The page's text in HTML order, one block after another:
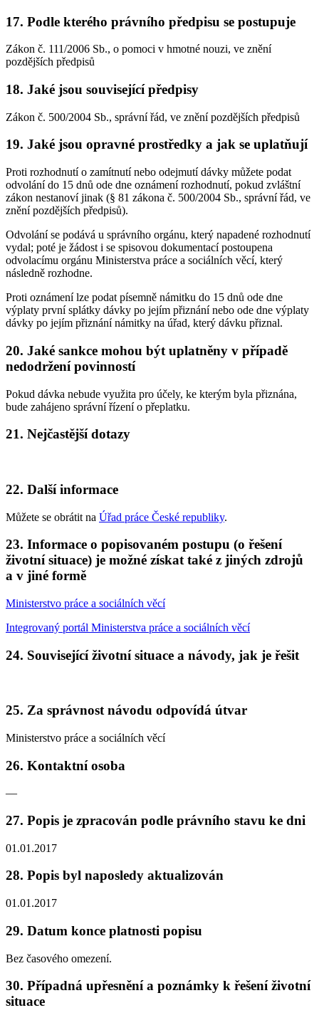
17. Podle kterého právního předpisu se postupuje
Zákon č. 111/2006 Sb., o pomoci v hmotné nouzi, ve znění
pozdějších předpisů
18. Jaké jsou související předpisy
Zákon č. 500/2004 Sb., správní řád, ve znění pozdějších předpisů
19. Jaké jsou opravné prostředky a jak se uplatňují
Proti rozhodnutí o zamítnutí nebo odejmutí dávky můžete podat
odvolání do 15 dnů ode dne oznámení rozhodnutí, pokud zvláštní
zákon nestanoví jinak (§ 81 zákona č. 500/2004 Sb., správní řád, ve
znění pozdějších předpisů).
Odvolání se podává u správního orgánu, který napadené rozhodnutí
vydal; poté je žádost i se spisovou dokumentací postoupena
odvolacímu orgánu Ministerstva práce a sociálních věcí, který
následně rozhodne.
Proti oznámení lze podat písemně námitku do 15 dnů ode dne
výplaty první splátky dávky po jejím přiznání nebo ode dne výplaty
dávky po jejím přiznání námitky na úřad, který dávku přiznal.
20. Jaké sankce mohou být uplatněny v případě
nedodržení povinností
Pokud dávka nebude využita pro účely, ke kterým byla přiznána,
bude zahájeno správní řízení o přeplatku.
21. Nejčastější dotazy
22. Další informace
Můžete se obrátit na Úřad práce České republiky.
23. Informace o popisovaném postupu (o řešení
životní situace) je možné získat také z jiných zdrojů
a v jiné formě
Ministerstvo práce a sociálních věcí
Integrovaný portál Ministerstva práce a sociálních věcí
24. Související životní situace a návody, jak je řešit
25. Za správnost návodu odpovídá útvar
Ministerstvo práce a sociálních věcí
26. Kontaktní osoba
—
27. Popis je zpracován podle právního stavu ke dni
01.01.2017
28. Popis byl naposledy aktualizován
01.01.2017
29. Datum konce platnosti popisu
Bez časového omezení.
30. Případná upřesnění a poznámky k řešení životní
situace